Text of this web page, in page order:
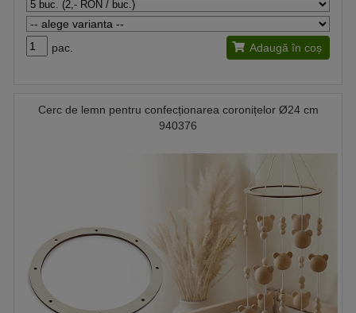
pac. Adaugă în coș
Cerc de lemn pentru confecționarea coronițelor Ø24 cm
940376